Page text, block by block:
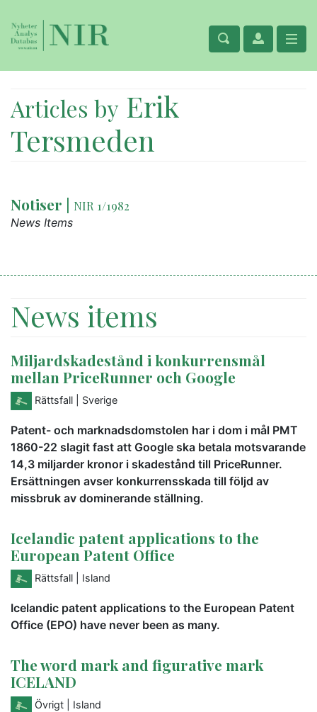
Articles by Erik
Tersmeden
Notiser | NIR 1/1982
News Items
News items
Miljardskadestånd i konkurrensmål
mellan PriceRunner och Google
Rättsfall | Sverige
Patent- och marknadsdomstolen har i dom i mål PMT
1860-22 slagit fast att Google ska betala motsvarande
14,3 miljarder kronor i skadestånd till PriceRunner.
Ersättningen avser konkurrensskada till följd av
missbruk av dominerande ställning.
Icelandic patent applications to the
European Patent Office
Rättsfall | Island
Icelandic patent applications to the European Patent
Office (EPO) have never been as many.
The word mark and figurative mark
ICELAND
Övrigt | Island